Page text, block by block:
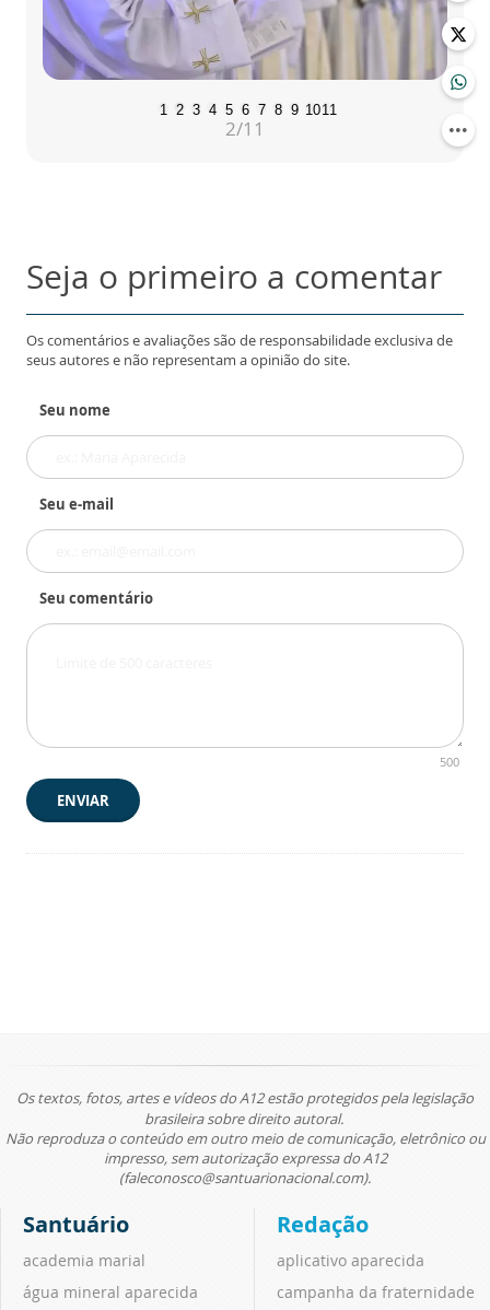
1 2 3 4 5 6 7 8 9 1011
2/11
Seja o primeiro a comentar
Os comentários e avaliações são de responsabilidade exclusiva de
seus autores e não representam a opinião do site.
Seu nome
Seu e-mail
Seu comentário
500
ENVIAR
Os textos, fotos, artes e vídeos do A12 estão protegidos pela legislação
brasileira sobre direito autoral.
Não reproduza o conteúdo em outro meio de comunicação, eletrônico ou
impresso, sem autorização expressa do A12
(faleconosco@santuarionacional.com).
Santuário
academia marial
água mineral aparecida
Redação
aplicativo aparecida
campanha da fraternidade